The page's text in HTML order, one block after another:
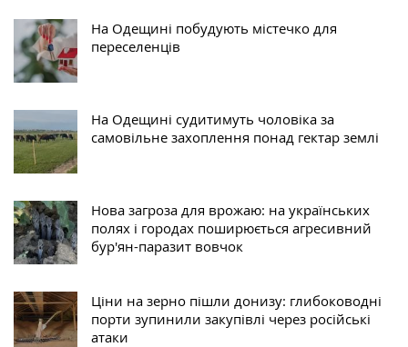
На Одещині побудують містечко для
переселенців
На Одещині судитимуть чоловіка за
самовільне захоплення понад гектар землі
Нова загроза для врожаю: на українських
полях і городах поширюється агресивний
бур'ян-паразит вовчок
Ціни на зерно пішли донизу: глибоководні
порти зупинили закупівлі через російські
атаки